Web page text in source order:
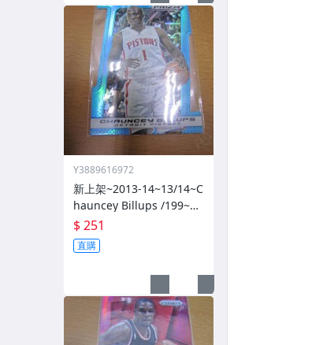
Y3889616972
新上架~2013-14~13/14~C
hauncey Billups /199~PR
IZM~SILVER~藍亮~限量/1
99~1060114-1
$ 251
直購